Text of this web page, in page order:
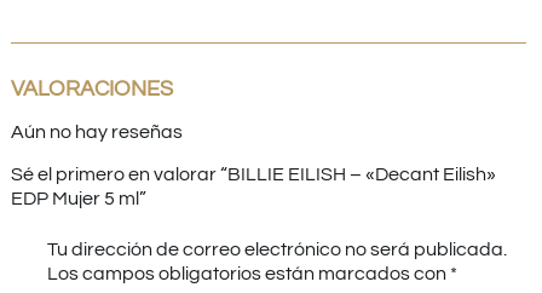
VALORACIONES
Aún no hay reseñas
Sé el primero en valorar “BILLIE EILISH – «Decant Eilish»
EDP Mujer 5 ml”
Tu dirección de correo electrónico no será publicada.
Los campos obligatorios están marcados con *